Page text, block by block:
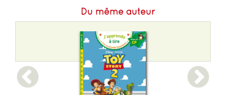
Du même auteur